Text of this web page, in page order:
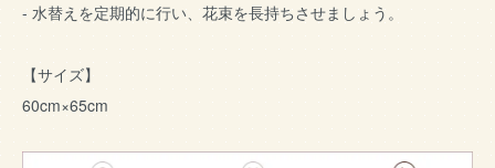
- 水替えを定期的に行い、花束を長持ちさせましょう。
【サイズ】
60cm×65cm